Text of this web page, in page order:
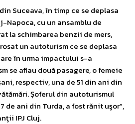
Suceava, în timp ce se deplasa
Napoca, cu un ansamblu de
la schimbarea benzii de mers,
un autoturism ce se deplasa
în urma impactului s-a
se aflau două pasagere, o femeie
respectiv, una de 51 din ani din
Șoferul din autoturismul
de ani din Turda, a fost rănit uşor”,
IPJ Cluj.